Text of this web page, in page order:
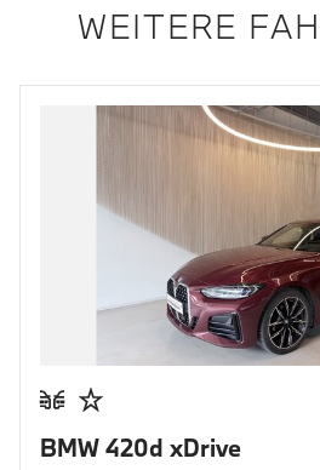
WEITERE
BMW 420d xDrive